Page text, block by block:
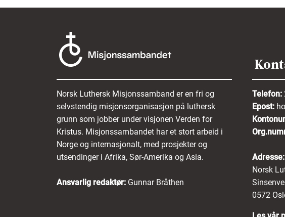
Norsk Luthersk Misjonssamband er en fri og
selvstendig misjonsorganisasjon på luthersk
grunn som jobber under visjonen Verden for
Kristus. Misjonssambandet har et stort arbeid i
Norge og internasjonalt, med prosjekter og
utsendinger i Afrika, Sør-Amerika og Asia.
Ansvarlig redaktør: Gunnar Bråthen
Telefon:
Epost:
Adresse:
Norsk
0572